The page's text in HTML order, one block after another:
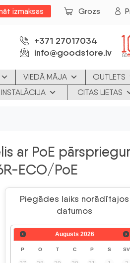
izmaksas Grozs
+371 27017034
info@goodstore.lv
VIEDĀ MĀJA
OUTLETS
INSTALĀCIJA CITAS LIETAS
ar PoE
ECO/PoE
Piegādes laiks norādītajos
datumos
Augusts 2026
P O T C P S SV